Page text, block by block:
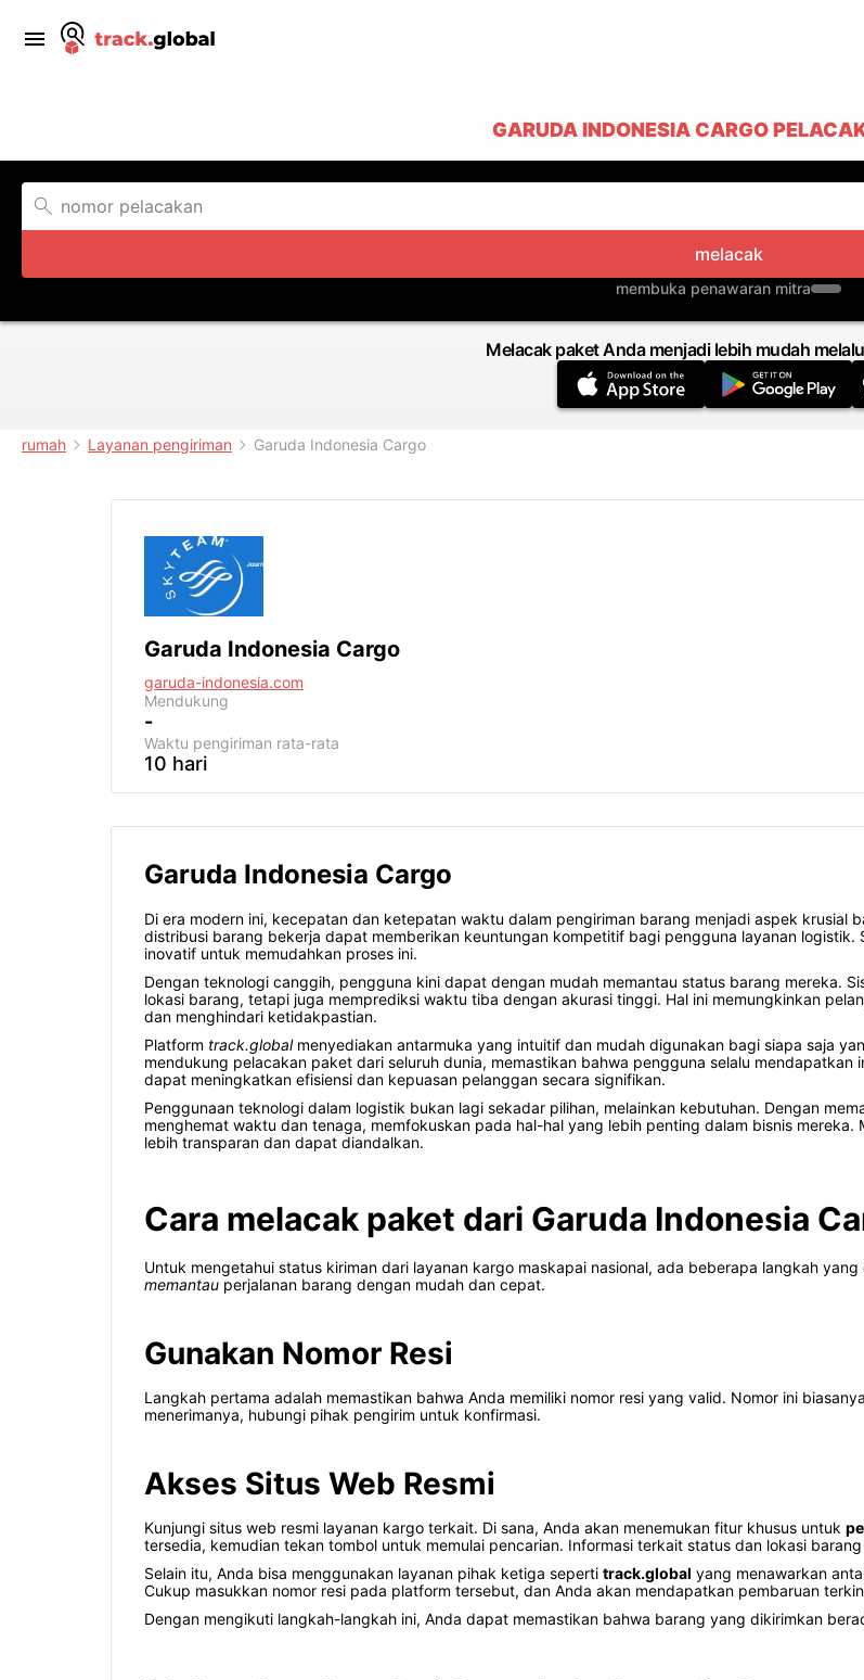
GARUDA INDONESIA CARGO
melacak
membuka penawaran mitra
Melacak paket Anda menjadi lebih mudah
rumah Layanan pengiriman Garuda Indonesia Cargo
Garuda Indonesia Cargo
garuda-indonesia.com
Mendukung
-
Waktu pengiriman rata-rata
10 hari
Garuda Indonesia Cargo
Di era modern ini, kecepatan dan ketepatan waktu dalam pengiriman barang menjadi aspek krusial
distribusi barang bekerja dapat memberikan keuntungan kompetitif bagi pengguna layanan logistik.
inovatif untuk memudahkan proses ini.
Dengan teknologi canggih, pengguna kini dapat dengan mudah memantau status barang mereka.
lokasi barang, tetapi juga memprediksi waktu tiba dengan akurasi tinggi. Hal ini memungkinkan
dan menghindari ketidakpastian.
Platform track.globalmenyediakan antarmuka yang intuitif dan mudah digunakan bagi siapa saja
mendukung pelacakan paket dari seluruh dunia, memastikan bahwa pengguna selalu
dapat meningkatkan efisiensi dan kepuasan pelanggan secara signifikan.
Penggunaan teknologi dalam logistik bukan lagi sekadar pilihan, melainkan kebutuhan. Dengan
menghemat waktu dan tenaga, memfokuskan pada hal-hal yang lebih penting dalam bisnis
lebih transparan dan dapat diandalkan.
Cara melacak paket dari Garuda Indonesia
Untuk mengetahui status kiriman dari layanan kargo maskapai nasional, ada beberapa langkah
memantau perjalanan barang dengan mudah dan cepat.
Gunakan Nomor Resi
Langkah pertama adalah memastikan bahwa Anda memiliki nomor resi yang valid. Nomor ini
menerimanya, hubungi pihak pengirim untuk konfirmasi.
Akses Situs Web Resmi
Kunjungi situs web resmi layanan kargo terkait. Di sana, Anda akan menemukan fitur khusus untuk
tersedia, kemudian tekan tombol untuk memulai pencarian. Informasi terkait status dan lokasi
Selain itu, Anda bisa menggunakan layanan pihak ketiga seperti track.global yang menawarkan
Cukup masukkan nomor resi pada platform tersebut, dan Anda akan mendapatkan pembaruan
Dengan mengikuti langkah-langkah ini, Anda dapat memastikan bahwa barang yang dikirimkan